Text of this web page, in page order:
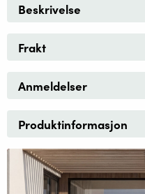
Beskrivelse
Frakt
Anmeldelser
Produktinformasjon